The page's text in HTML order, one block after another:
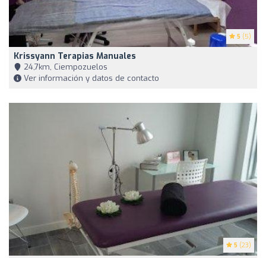
5 (5)
Krissyann Terapias Manuales
24,7km, Ciempozuelos
Ver información y datos de contacto
5 (23)